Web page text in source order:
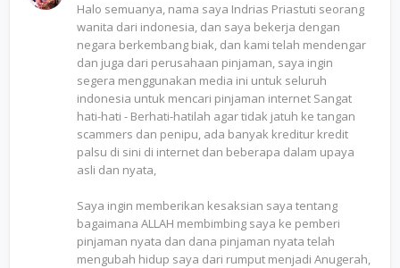
Halo semuanya, nama saya Indrias Priastuti seorang
wanita dari indonesia, dan saya bekerja dengan
negara berkembang biak, dan kami telah mendengar
dan juga dari perusahaan pinjaman, saya ingin
segera menggunakan media ini untuk seluruh
indonesia untuk mencari pinjaman internet Sangat
hati-hati - Berhati-hatilah agar tidak jatuh ke tangan
scammers dan penipu, ada banyak kreditur kredit
palsu di sini di internet dan beberapa dalam upaya
asli dan nyata,
Saya ingin memberikan kesaksian saya tentang
bagaimana ALLAH membimbing saya ke pemberi
pinjaman nyata dan dana pinjaman nyata telah
mengubah hidup saya dari rumput menjadi Anugerah,